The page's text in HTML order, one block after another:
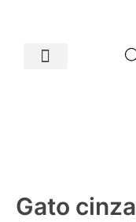
Gato cinza